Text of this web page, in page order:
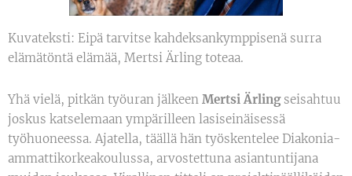
Kuvateksti: Eipä tarvitse kahdeksankymppisenä surra
elämätöntä elämää, Mertsi Ärling toteaa.
Yhä vielä, pitkän työuran jälkeen Mertsi Ärling seisahtuu
joskus katselemaan ympärilleen lasiseinäisessä
työhuoneessa. Ajatella, täällä hän työskentelee Diakonia-
ammattikorkeakoulussa, arvostettuna asiantuntijana